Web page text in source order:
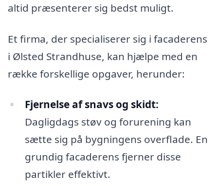
altid præsenterer sig bedst muligt.
Et firma, der specialiserer sig i facaderens
i Ølsted Strandhuse, kan hjælpe med en
række forskellige opgaver, herunder:
Fjernelse af snavs og skidt:
Dagligdags støv og forurening kan
sætte sig på bygningens overflade. En
grundig facaderens fjerner disse
partikler effektivt.